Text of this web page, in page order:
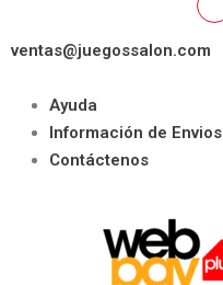
ventas@juegossalon.com
Ayuda
Información de Envios
Contáctenos